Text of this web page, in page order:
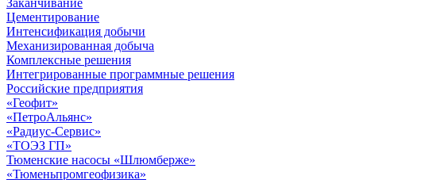
Цементирование
Интенсификация добычи
Механизированная добыча
Комплексные решения
Интегрированные программные решения
Российские предприятия
«Геофит»
«ПетроАльянс»
«Радиус-Сервис»
«ТОЭЗ ГП»
Тюменские насосы «Шлюмберже»
«Тюменьпромгеофизика»